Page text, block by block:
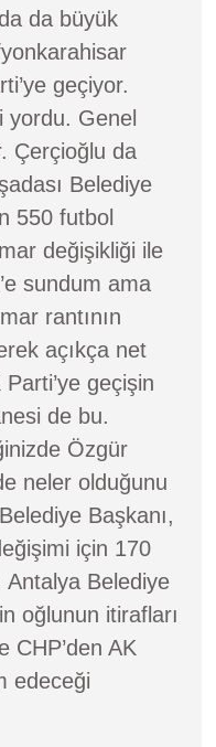
da büyük
geçiyor.
yordu. Genel
Çerçioğlu da
Belediye
550 futbol
değişikliği ile
sundum ama
rantının
açıkça net
geçişin
de bu.
Özgür
neler olduğunu
Başkanı,
için 170
Antalya Belediye
oğlunun itirafları
CHP’den AK
edeceği